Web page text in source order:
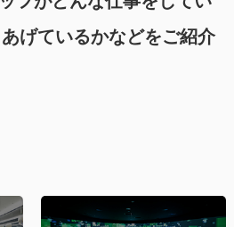
げているかなどをご紹介